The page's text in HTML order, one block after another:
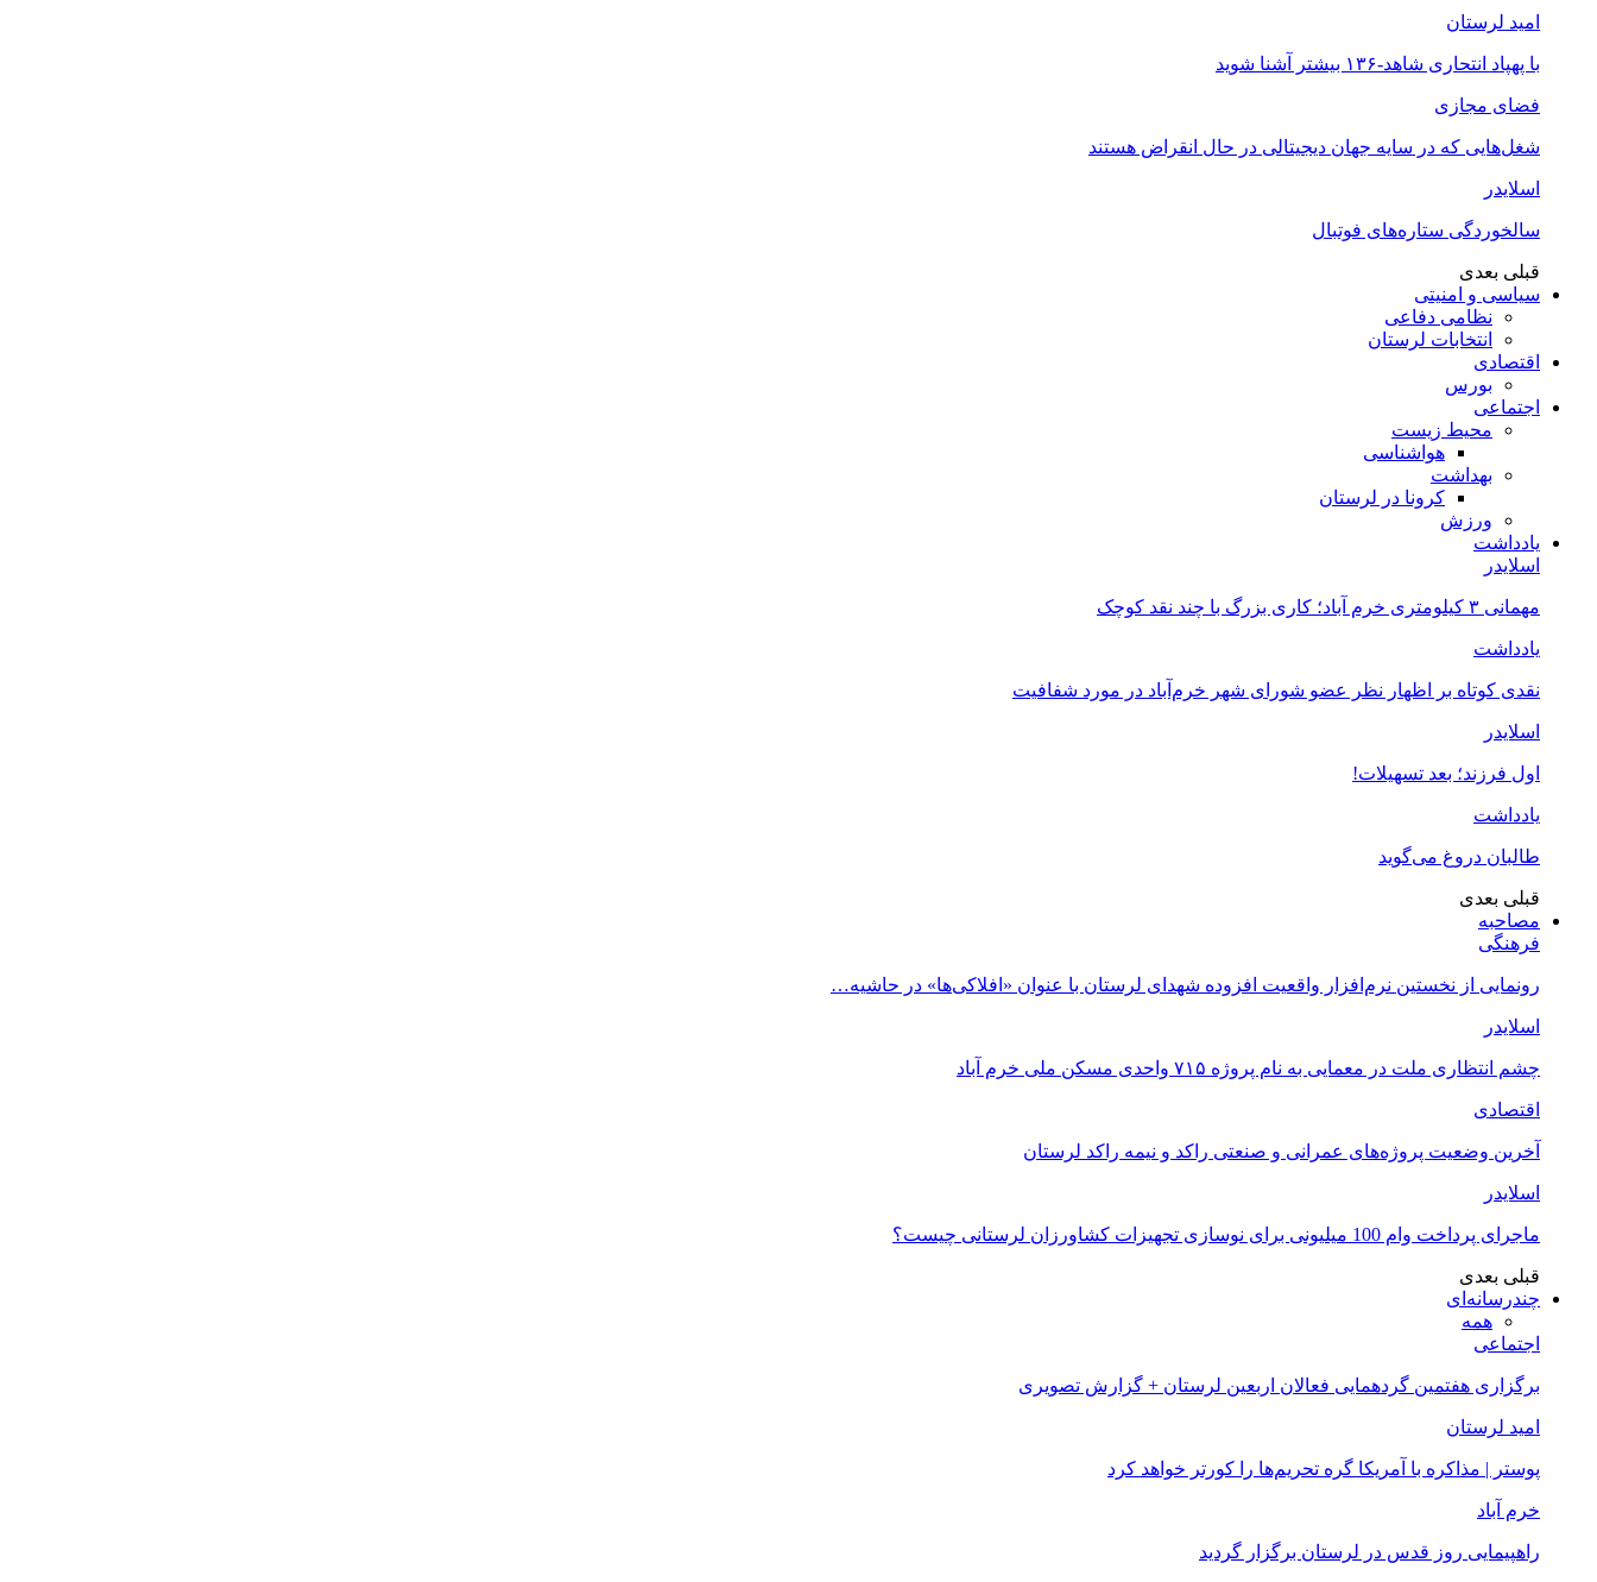
امید لرستان
با پهپاد انتحاری شاهد-۱۳۶ بیشتر آشنا شوید
فضای مجازی
شغل‌‌هایی که در سایه جهان دیجیتالی در حال انقراض هستند
اسلایدر
سالخوردگی ستاره‌های فوتبال
قبلی بعدی
سیاسی و امنیتی
نظامی دفاعی
انتخابات لرستان
اقتصادی
بورس
اجتماعی
محیط زیست
هواشناسی
بهداشت
کرونا در لرستان
ورزش
یادداشت
اسلایدر
مهمانی ۳ کیلومتری خرم آباد؛ کاری بزرگ با چند نقد کوچک
یادداشت
نقدی کوتاه بر اظهار نظر عضو شورای شهر خرم‌آباد در مورد شفافیت
اسلایدر
اول فرزند؛ بعد تسهیلات!
یادداشت
طالبان دروغ می‌گوید
قبلی بعدی
مصاحبه
فرهنگی
رونمایی از نخستین نرم‌افزار واقعیت افزوده شهدای لرستان با عنوان «افلاکی‌ها» در حاشیه…
اسلایدر
چشم انتظاری ملت در معمایی به نام پروژه ۷۱۵ واحدی مسکن ملی خرم آباد
اقتصادی
آخرین وضعیت پروژه‌های عمرانی و صنعتی راکد و نیمه راکد لرستان
اسلایدر
ماجرای پرداخت وام 100 میلیونی برای نوسازی تجهیزات کشاورزان لرستانی چیست؟
قبلی بعدی
چندرسانه‌ای
همه
اجتماعی
برگزاری هفتمین گردهمایی فعالان اربعین لرستان + گزارش تصویری
امید لرستان
پوستر | مذاکره با آمریکا گره تحریم‌ها را کورتر خواهد کرد
خرم آباد
راهپیمایی روز قدس در لرستان برگزار گردید